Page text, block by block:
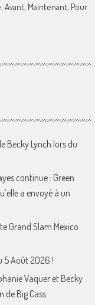
Avant, Maintenant, Pour
Becky Lynch lors du
continue : Green
a envoyé à un
Grand Slam Mexico
5 Août 2026 !
Vaquer et Becky
de Big Cass